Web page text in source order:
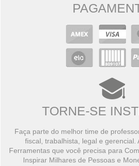
TORNE-SE
Faça parte do melhor time de
fiscal, trabalhista, legal e gerencial.
Ferramentas que você precisa para
Inspirar Milhares de Pessoas e